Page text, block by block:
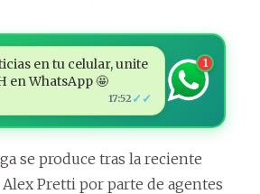
en tu celular, unite
en WhatsApp 🤩
17:52 ✓✓
1
se produce tras la reciente
Pretti por parte de agentes